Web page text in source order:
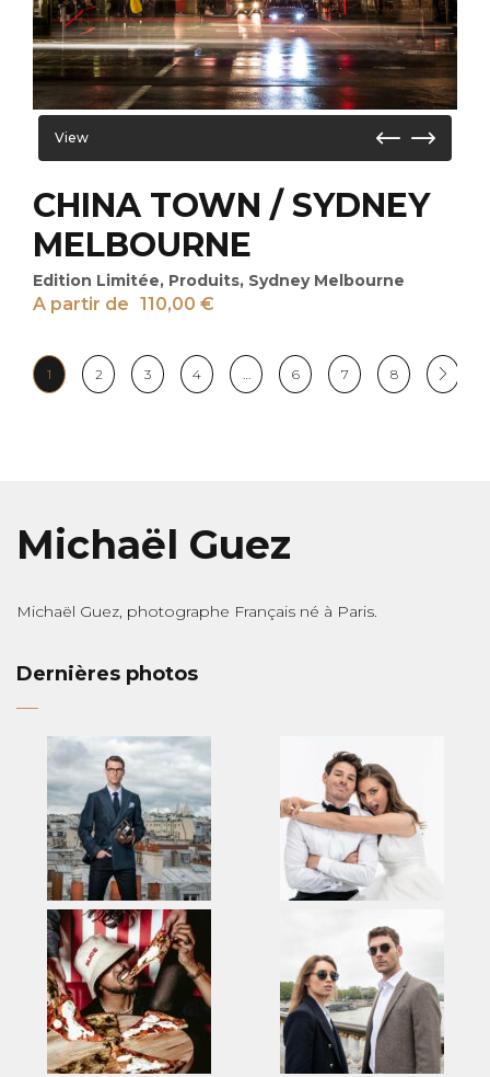
View
CHINA TOWN / SYDNEY
MELBOURNE
Edition Limitée, Produits, Sydney Melbourne
A partir de 110,00 €
1 2 3 4 6 7 8
Michaël Guez
Michaël Guez, photographe Français né à Paris.
Dernières photos